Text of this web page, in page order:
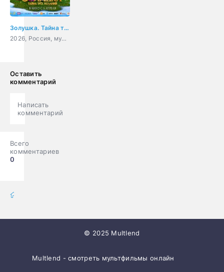
Золушка. Тайна трёх желаний
2026, Россия, мультфильм, фэнтези
Оставить
комментарий
Написать
комментарий
Всего
комментариев
0
© 2025 Multlend
Multlend - смотреть мультфильмы онлайн